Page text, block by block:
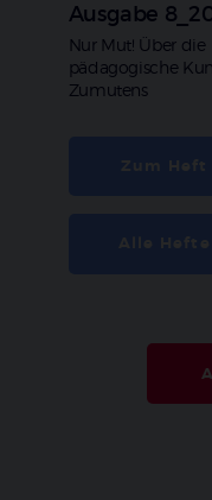
Ausgabe
:
Nur Mut! Über die
pädagogische
Zumutens